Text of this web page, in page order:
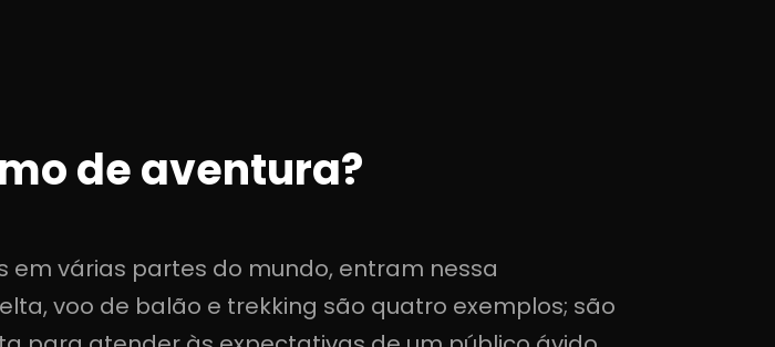
de aventura?
várias partes do mundo, entram nessa
voo de balão e trekking são quatro exemplos; são